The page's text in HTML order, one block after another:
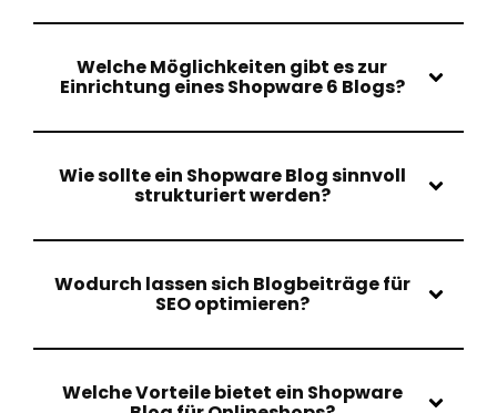
Welche Möglichkeiten gibt es zur
Einrichtung eines Shopware 6 Blogs?
Wie sollte ein Shopware Blog sinnvoll
strukturiert werden?
Wodurch lassen sich Blogbeiträge für
SEO optimieren?
Welche Vorteile bietet ein Shopware